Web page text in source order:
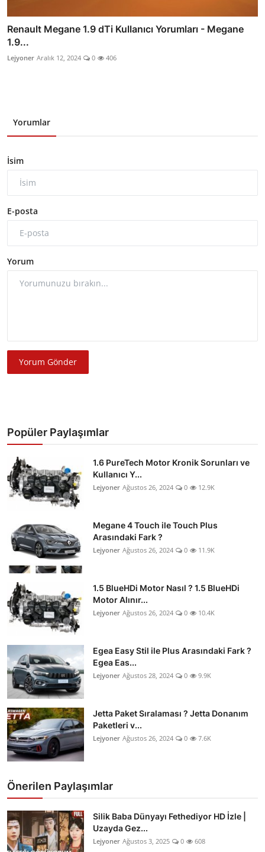
Renault Megane 1.9 dTi Kullanıcı Yorumları - Megane
1.9...
Lejyoner Aralık 12, 2024 0 406
Yorumlar
İsim
E-posta
Yorum
Yorum Gönder
Popüler Paylaşımlar
1.6 PureTech Motor Kronik Sorunları ve
Kullanıcı Y...
Lejyoner Ağustos 26, 2024 0 12.9K
Megane 4 Touch ile Touch Plus
Arasındaki Fark ?
Lejyoner Ağustos 26, 2024 0 11.9K
1.5 BlueHDi Motor Nasıl ? 1.5 BlueHDi
Motor Alınır...
Lejyoner Ağustos 26, 2024 0 10.4K
Egea Easy Stil ile Plus Arasındaki Fark ?
Egea Eas...
Lejyoner Ağustos 28, 2024 0 9.9K
Jetta Paket Sıralaması ? Jetta Donanım
Paketleri v...
Lejyoner Ağustos 26, 2024 0 7.6K
Önerilen Paylaşımlar
Silik Baba Dünyayı Fethediyor HD İzle |
Uzayda Gez...
Lejyoner Ağustos 3, 2025 0 608